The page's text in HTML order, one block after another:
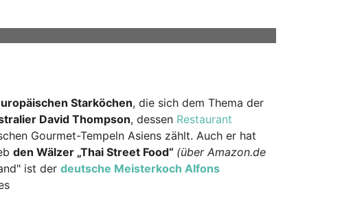
Starköchen, die sich dem Thema der
David Thompson, dessen Restaurant
Gourmet-Tempeln Asiens zählt. Auch er hat
den Wälzer „Thai Street Food“ (über Amazon.de
ist der deutsche Meisterkoch Alfons